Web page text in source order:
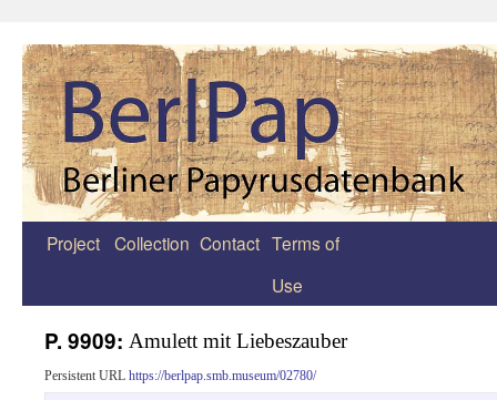
Zum
Project Collection Contact Terms of
Use
P. 9909: Amulett mit Liebeszauber
Persistent URL https://berlpap.smb.museum/02780/